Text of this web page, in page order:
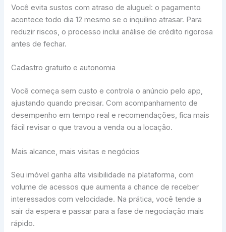
Você evita sustos com atraso de aluguel: o pagamento
acontece todo dia 12 mesmo se o inquilino atrasar. Para
reduzir riscos, o processo inclui análise de crédito rigorosa
antes de fechar.
Cadastro gratuito e autonomia
Você começa sem custo e controla o anúncio pelo app,
ajustando quando precisar. Com acompanhamento de
desempenho em tempo real e recomendações, fica mais
fácil revisar o que travou a venda ou a locação.
Mais alcance, mais visitas e negócios
Seu imóvel ganha alta visibilidade na plataforma, com
volume de acessos que aumenta a chance de receber
interessados com velocidade. Na prática, você tende a
sair da espera e passar para a fase de negociação mais
rápido.